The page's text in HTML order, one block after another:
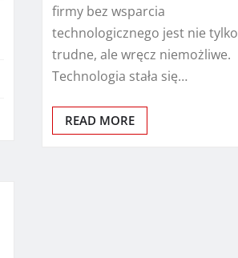
firmy bez wsparcia
technologicznego jest nie tylko
trudne, ale wręcz niemożliwe.
Technologia stała się…
READ MORE